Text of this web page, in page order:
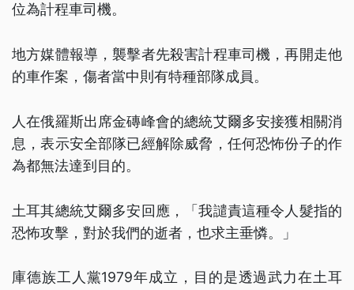
位為計程車司機。
地方媒體報導，襲擊者先殺害計程車司機，再開走他
的車作案，傷者當中則有特種部隊成員。
人在俄羅斯出席金磚峰會的總統艾爾多安接獲相關消
息，表示安全部隊已經解除威脅，任何恐怖份子的作
為都無法達到目的。
土耳其總統艾爾多安回應，「我譴責這種令人髮指的
恐怖攻擊，對於我們的逝者，也求主垂憐。」
庫德族工人黨1979年成立，目的是透過武力在土耳